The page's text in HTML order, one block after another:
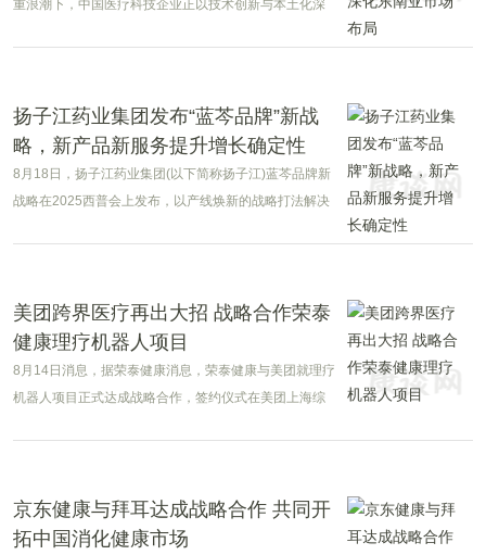
重浪潮下，中国医疗科技企业正以技术创新与本土化深
扬子江药业集团发布“蓝芩品牌”新战
略，新产品新服务提升增长确定性
8月18日，扬子江药业集团(以下简称扬子江)蓝芩品牌新
战略在2025西普会上发布，以产线焕新的战略打法解决
暴”咽喉保卫战终端服务行动，形成“产品+服务”创新组合
拳。
美团跨界医疗再出大招 战略合作荣泰
健康理疗机器人项目
8月14日消息，据荣泰健康消息，荣泰健康与美团就理疗
机器人项目正式达成战略合作，签约仪式在美团上海综
京东健康与拜耳达成战略合作 共同开
拓中国消化健康市场